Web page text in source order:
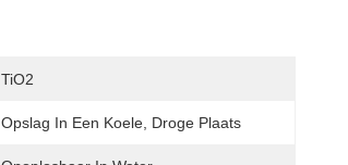
TiO2
Opslag In Een Koele, Droge Plaats